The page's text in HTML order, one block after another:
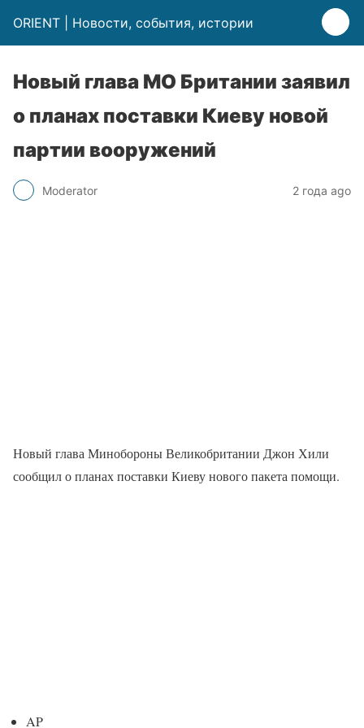
ORIENT | Новости, события, истории
Новый глава МО Британии заявил
о планах поставки Киеву новой
партии вооружений
Moderator 2 года ago
Новый глава Минобороны Великобритании Джон Хили
сообщил о планах поставки Киеву нового пакета помощи.
AP